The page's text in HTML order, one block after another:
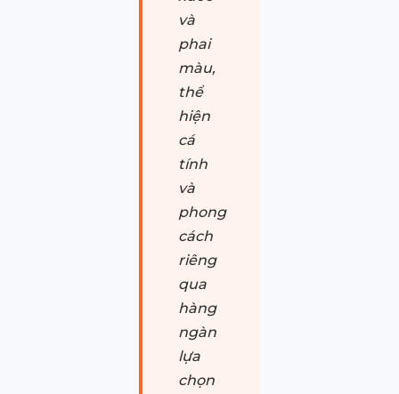
và
phai
màu,
thể
hiện
cá
tính
và
phong
cách
riêng
qua
hàng
ngàn
lựa
chọn